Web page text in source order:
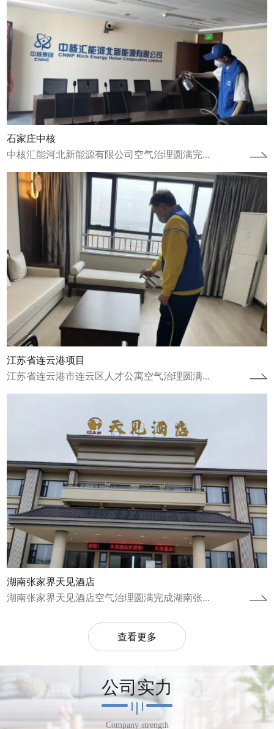
石家庄中核
中核汇能河北新能源有限公司空气治理圆满完...
江苏省连云港项目
江苏省连云港市连云区人才公寓空气治理圆满...
江苏省连云港项目
江苏省连云港市连云区人才公寓空气治理圆满
完成2022年12月8日完成人才公寓治理工作，
2023年1月9日完成康养中心治理...
湖南张家界天见酒店
湖南张家界天见酒店空气治理圆满完成湖南张...
湖南张家界天见酒店
湖南张家界天见酒店空气治理圆满完成湖南张
家界天见酒店进行了空气治理并于2024年1月
20日圆满完成。湖南张家界天见酒店自...
查看详情
查看更多
公司实力
Company strength